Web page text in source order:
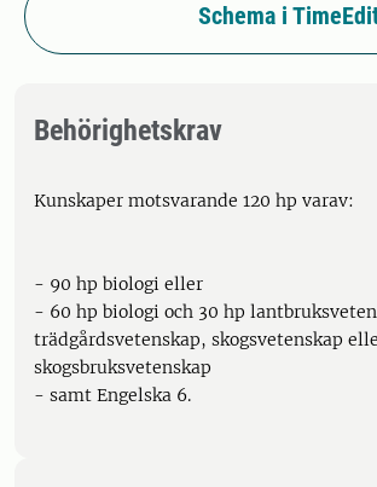
Schema i
Behörighetskrav
Kunskaper motsvarande 120 hp varav:
- 90 hp biologi eller
- 60 hp biologi och 30 hp
trädgårdsvetenskap, skogsvetenskap
skogsbruksvetenskap
- samt Engelska 6.